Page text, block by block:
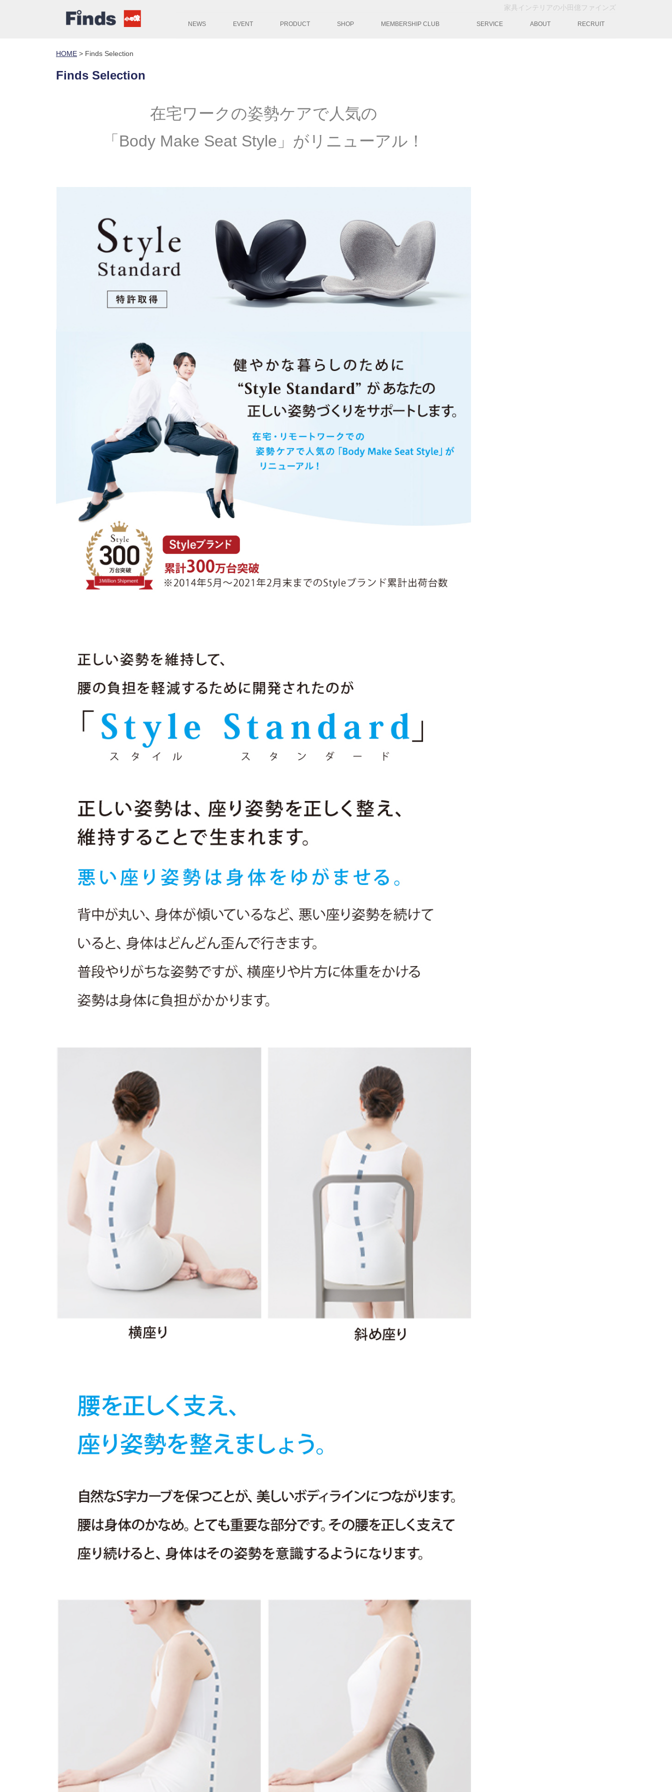
家具インテリアの小田億ファインズ
NEWS EVENT PRODUCT SHOP MEMBERSHIP CLUB SERVICE ABOUT RECRUIT
HOME > Finds Selection
Finds Selection
在宅ワークの姿勢ケアで人気の
「Body Make Seat Style」がリニューアル！